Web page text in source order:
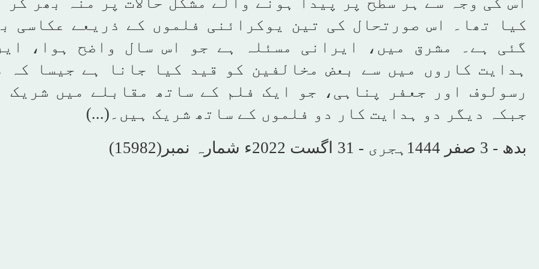
کیا تھا۔ اس صورتحال کی تین یوکرائنی فلموں کے ذریعے عکاسی
گئی ہے۔ مشرق میں، ایرانی مسئلہ ہے جو اس سال واضح ہوا،
ہدایت کاروں میں سے بعض مخالفین کو قید کیا جانا ہے جیسا کہ
رسولوف اور جعفر پناہی، جو ایک فلم کے ساتھ مقابلے میں شریک
جبکہ دیگر دو ہدایت کار دو فلموں کے ساتھ شریک ہیں۔(...)
بدھ - 3 صفر 1444ہجری - 31 اگست 2022ء شمارہ نمبر
)
15982
(